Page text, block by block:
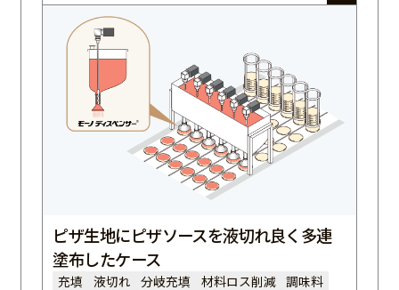
ピザ生地にピザソースを液切れ良く多連
塗布したケース
充填 液切れ 分岐充填 材料ロス削減 調味料